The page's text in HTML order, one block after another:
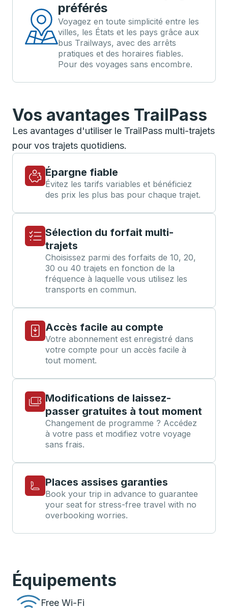
préférés
Voyagez en toute simplicité entre les
villes, les États et les pays grâce aux
bus Trailways, avec des arrêts
pratiques et des horaires fiables.
Pour des voyages sans encombre.
Vos avantages TrailPass
Les avantages d'utiliser le TrailPass multi-trajets
pour vos trajets quotidiens.
Épargne fiable
Évitez les tarifs variables et bénéficiez
des prix les plus bas pour chaque trajet.
Sélection du forfait multi-
trajets
Choisissez parmi des forfaits de 10, 20,
30 ou 40 trajets en fonction de la
fréquence à laquelle vous utilisez les
transports en commun.
Accès facile au compte
Votre abonnement est enregistré dans
votre compte pour un accès facile à
tout moment.
Modifications de laissez-
passer gratuites à tout moment
Changement de programme ? Accédez
à votre pass et modifiez votre voyage
sans frais.
Places assises garanties
Book your trip in advance to guarantee
your seat for stress-free travel with no
overbooking worries.
Équipements
Free Wi-Fi